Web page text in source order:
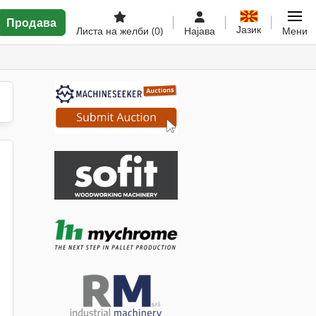
Продава
Листа на желби (0) Најава Јазик Мени